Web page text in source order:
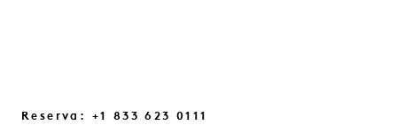
Reserva: +1 833 623 0111